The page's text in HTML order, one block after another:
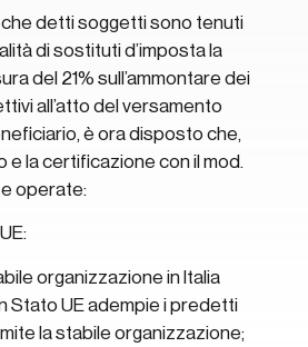
detti soggetti sono tenuti
di sostituti d’imposta la
del 21% sull’ammontare dei
all’atto del versamento
è ora disposto che,
e la certificazione con il mod.
operate:
organizzazione in Italia
Stato UE adempie i predetti
la stabile organizzazione;